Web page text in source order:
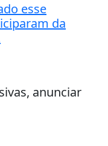
esse
da
anunciar